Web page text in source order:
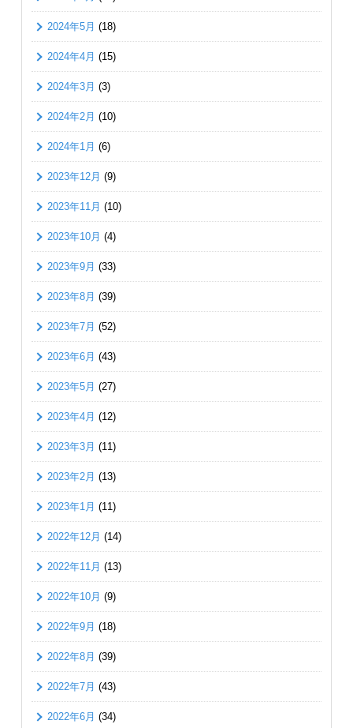
2024年5月 (18)
2024年4月 (15)
2024年3月 (3)
2024年2月 (10)
2024年1月 (6)
2023年12月 (9)
2023年11月 (10)
2023年10月 (4)
2023年9月 (33)
2023年8月 (39)
2023年7月 (52)
2023年6月 (43)
2023年5月 (27)
2023年4月 (12)
2023年3月 (11)
2023年2月 (13)
2023年1月 (11)
2022年12月 (14)
2022年11月 (13)
2022年10月 (9)
2022年9月 (18)
2022年8月 (39)
2022年7月 (43)
2022年6月 (34)